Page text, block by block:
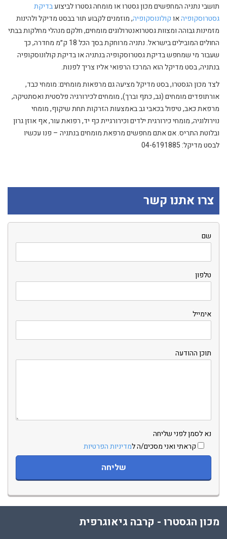
תושבי נתניה המחפשים מכון גסטרו או מומחה גסטרו לביצועבדיקת
גסטרוסקופיהאוקולונוסקופיה, מוזמנים לקבוע תור בבסט מדיקל ולהינות
מזמינות גבוהה ומצוות גסטרואנטרולוגים מומחים, חלקם מנהלי מחלקות בבתי
החולים המובילים בישראל. נתניה מרוחקת בסך הכל 18 ק״מ מחדרה, כך
שעבור מי שמחפש בדיקת גסטרוסקופיה בנתניה או בדיקת קולונוסקופיה
בנתניה, בסט מדיקל הוא המרכז הרפואי אליו צריך לפנות.
לצד מכון הגסטרו, בסט מדיקל מציעה גם מרפאות מומחים: מומחי כבד,
אורתופדים מומחים (גב, כתף וברך), מומחים לכירורגיה פלסטית ואסתטיקה,
מרפאת כאב, טיפול בכאבי גב באמצעות הזרקות תחת שיקוף, מומחי
נוירולוגיה, מומחי כירורגית ילדים וכירורגיית כף יד, רפואת עור, אף אוזן גרון
ובלוטת התריס. אם אתם מחפשים מרפאת מומחים בנתניה – פנו עכשיו
לבסט מדיקל: 04-6191885
צרו אתנו קשר
שם
טלפון
אימייל
תוכן ההודעה
נא לסמן לפני שליחה
קראתי ואני מסכים/ה למדיניות הפרטיות
מכון הגסטרו - קרבה גיאוגרפית